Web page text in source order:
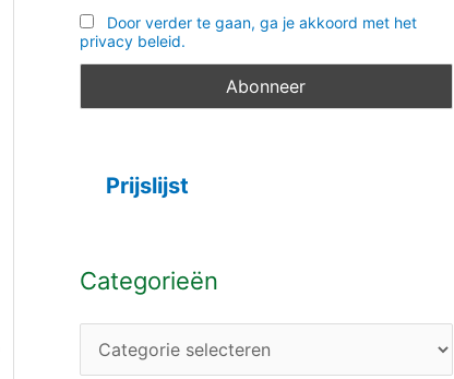
Door verder te gaan, ga je akkoord met het
privacy beleid.
Prijslijst
Categorieën